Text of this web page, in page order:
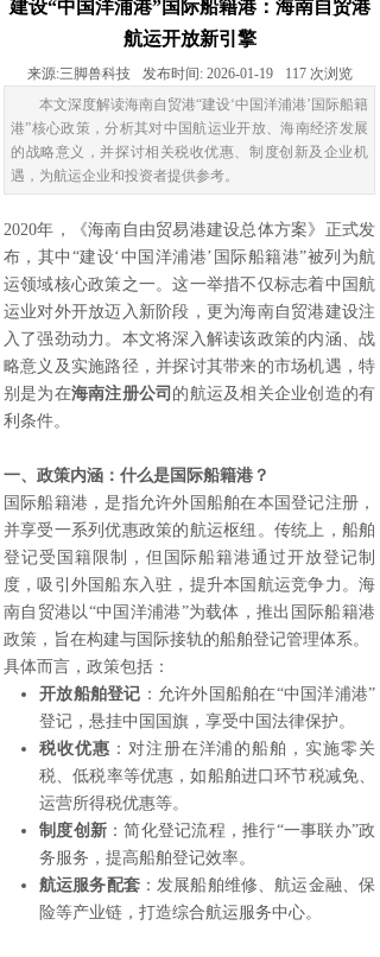
建设“中国洋浦港”国际船籍港：海南自贸港
航运开放新引擎
来源:三脚兽科技 发布时间: 2026-01-19 117 次浏览
本文深度解读海南自贸港“建设‘中国洋浦港’国际船籍
港”核心政策，分析其对中国航运业开放、海南经济发展
的战略意义，并探讨相关税收优惠、制度创新及企业机
遇，为航运企业和投资者提供参考。
2020年，《海南自由贸易港建设总体方案》正式发
布，其中“建设‘中国洋浦港’国际船籍港”被列为航
运领域核心政策之一。这一举措不仅标志着中国航
运业对外开放迈入新阶段，更为海南自贸港建设注
入了强劲动力。本文将深入解读该政策的内涵、战
略意义及实施路径，并探讨其带来的市场机遇，特
别是为在海南注册公司 的航运及相关企业创造的有
利条件。
一、政策内涵：什么是国际船籍港？
国际船籍港，是指允许外国船舶在本国登记注册，
并享受一系列优惠政策的航运枢纽。传统上，船舶
登记受国籍限制，但国际船籍港通过开放登记制
度，吸引外国船东入驻，提升本国航运竞争力。海
南自贸港以“中国洋浦港”为载体，推出国际船籍港
政策，旨在构建与国际接轨的船舶登记管理体系。
具体而言，政策包括：
开放船舶登记 ：允许外国船舶在“中国洋浦港”
登记，悬挂中国国旗，享受中国法律保护。
税收优惠 ：对注册在洋浦的船舶，实施零关
税、低税率等优惠，如船舶进口环节税减免、
运营所得税优惠等。
制度创新 ：简化登记流程，推行“一事联办”政
务服务，提高船舶登记效率。
航运服务配套：发展船舶维修、航运金融、保
险等产业链，打造综合航运服务中心。